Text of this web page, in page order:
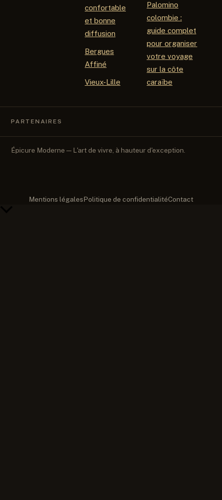
confortable
et bonne
diffusion
Bergues
Affiné
Vieux-Lille
Palomino
colombie :
guide complet
pour organiser
votre voyage
sur la côte
caraïbe
PARTENAIRES
Épicure Moderne — L'art de vivre, à hauteur d'exception.
Mentions légalesPolitique de confidentialitéContact